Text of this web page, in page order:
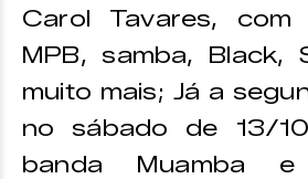
Carol Tavares,
MPB, samba, Black,
muito mais; Já a
no sábado de 13/
banda Muamba